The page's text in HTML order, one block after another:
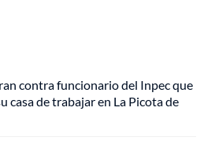
contra funcionario del Inpec que
casa de trabajar en La Picota de